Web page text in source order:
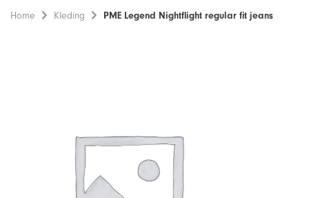
Home Kleding PME Legend Nightflight regular fit jeans